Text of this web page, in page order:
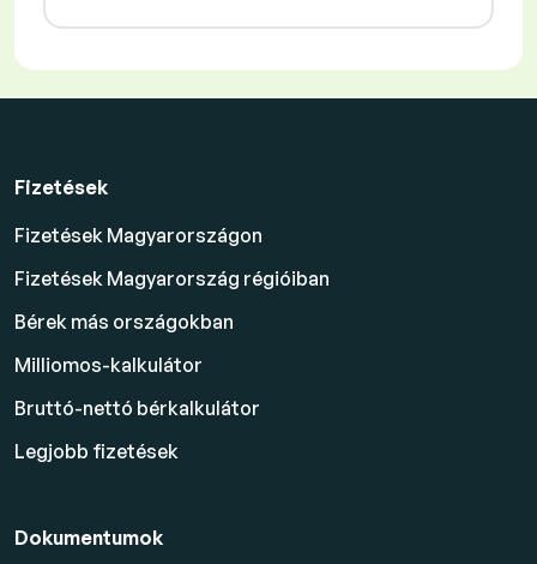
Fizetések
Fizetések Magyarországon
Fizetések Magyarország régióiban
Bérek más országokban
Milliomos-kalkulátor
Bruttó-nettó bérkalkulátor
Legjobb fizetések
Dokumentumok